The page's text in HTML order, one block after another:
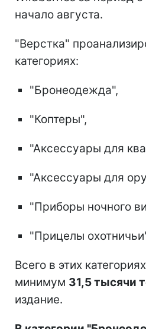
начало августа.
"Верстка"
категориях:
"Бронеодежда",
"Коптеры",
"Аксессуары для
"Аксессуары для
"Приборы ночного
"Прицелы
Всего в этих
минимум 31,5 тысячи
издание.